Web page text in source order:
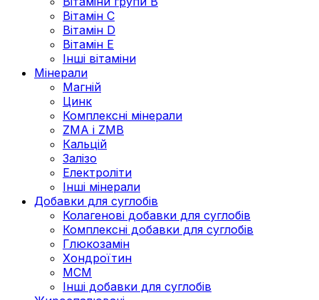
Вітамін C
Вітамін D
Вітамін Е
Інші вітаміни
Мінерали
Магній
Цинк
Комплексні мінерали
ZMA і ZMB
Кальцій
Залізо
Електроліти
Інші мінерали
Добавки для суглобів
Колагенові добавки для суглобів
Комплексні добавки для суглобів
Глюкозамін
Хондроїтин
МСМ
Інші добавки для суглобів